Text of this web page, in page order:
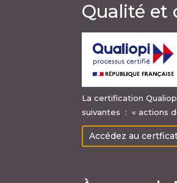
Qualité et
La certification
suivantes : « actions
Accédez au